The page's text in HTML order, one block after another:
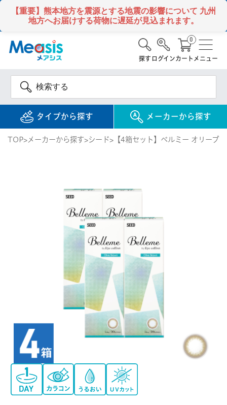
【重要】熊本地方を震源とする地震の影響について 九州
地方へお届けする荷物に遅延が見込まれます。
タイプから探す メーカーから探す
探す ログインカート
0
メニュー
1MONTH / 1ヶ月 使い捨て
乱視用コンタクトレンズ
遠近両用コンタクトレンズ
コンタクトレンズ
ハード コンタクトレンズ
ソフト
定期便
メアシス
ジョンソン&ジョンソ
クーパービジョン ボシュロム
日本アルコン シード
アイレ
検 索
INFORMATION
MYコンタクト（らくらく再購入）
はじめての方へ
おトク定期便
Myクーポン
ご利用案内
TOP メーカーから探す シード 【4箱セット】ベルミー オリーブ